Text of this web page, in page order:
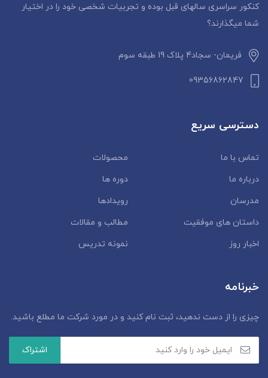
کنکور سراسری سالهای قبل بوده و تجربیات شخصی خود را در اختیار
شما میگذارند؟
فریمان- سجاد4 پلاک 19 طبقه سوم
09356862847
دسترسی سریع
تماس با ما
محصولات
درباره ما
دوره ها
مدرسان
رویدادها
داستان‌ های موفقیت
مطالب و مقالات
اخبار روز
نمونه تدریس
خبرنامه
چیزی را از دست ندهید، ثبت نام کنید و در مورد شرکت ما مطلع باشید.